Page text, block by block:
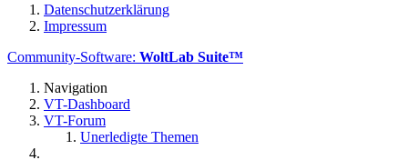
Datenschutzerklärung
Impressum
Community-Software: WoltLab Suite™
Navigation
VT-Dashboard
VT-Forum
Unerledigte Themen